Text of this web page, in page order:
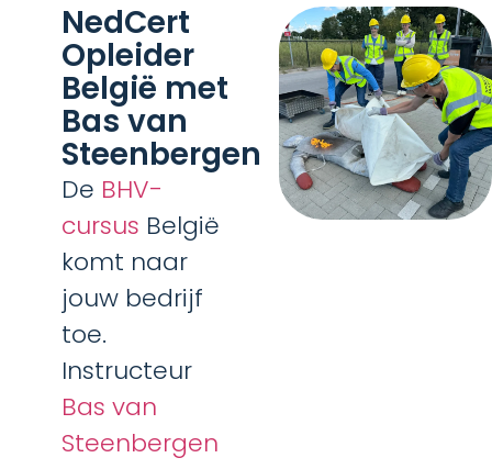
NedCert
Opleider
België met
Bas van
Steenbergen
De BHV-
cursus België
komt naar
jouw bedrijf
toe.
Instructeur
Bas van
Steenbergen